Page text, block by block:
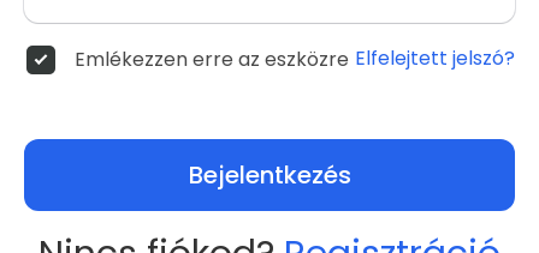
Emlékezzen erre az eszközre Elfelejtett jelszó?
Bejelentkezés